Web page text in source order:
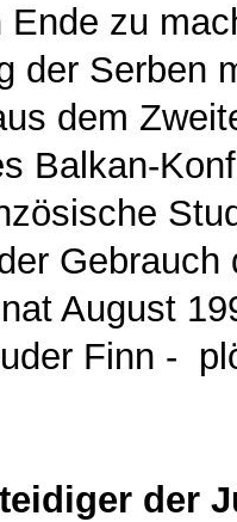
zu
der Serben
dem
Balkan-
Gebrauch
August
Finn -
der